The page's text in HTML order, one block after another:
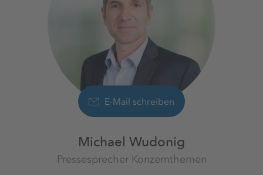
E-Mail schreiben
Michael Wudonig
Pressesprecher Konzernthemen